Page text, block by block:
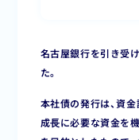
名古屋銀行を引き受
た。
本社債の発行は、資
成⾧に必要な資金を